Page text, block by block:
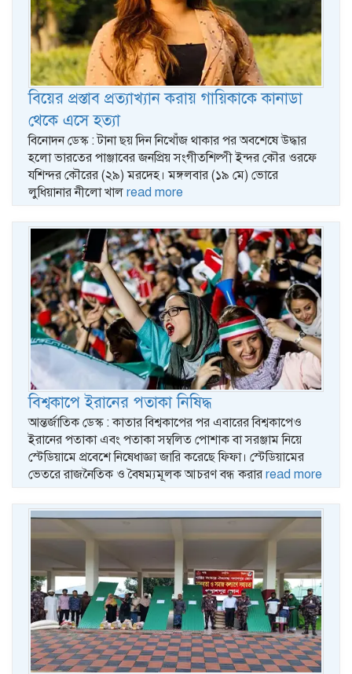
বিয়ের প্রস্তাব প্রত্যাখ্যান করায় গায়িকাকে কানাডা
থেকে এসে হত্যা
বিনোদন ডেস্ক : টানা ছয় দিন নিখোঁজ থাকার পর অবশেষে উদ্ধার
হলো ভারতের পাঞ্জাবের জনপ্রিয় সংগীতশিল্পী ইন্দর কৌর ওরফে
যশিন্দর কৌরের (২৯) মরদেহ। মঙ্গলবার (১৯ মে) ভোরে
লুধিয়ানার নীলো খাল read more
বিশ্বকাপে ইরানের পতাকা নিষিদ্ধ
আন্তর্জাতিক ডেস্ক : কাতার বিশ্বকাপের পর এবারের বিশ্বকাপেও
ইরানের পতাকা এবং পতাকা সম্বলিত পোশাক বা সরঞ্জাম নিয়ে
স্টেডিয়ামে প্রবেশে নিষেধাজ্ঞা জারি করেছে ফিফা। স্টেডিয়ামের
ভেতরে রাজনৈতিক ও বৈষম্যমূলক আচরণ বন্ধ করার read more